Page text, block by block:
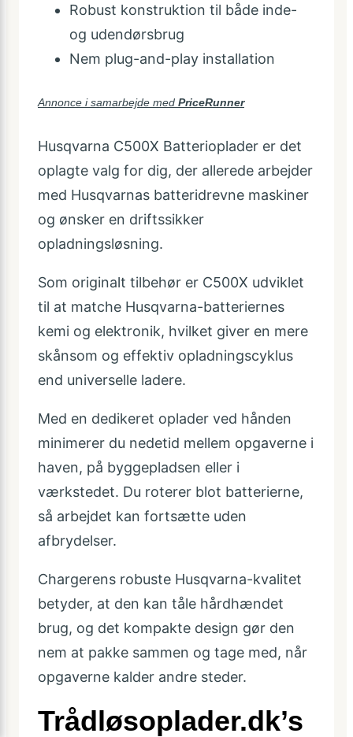
Robust konstruktion til både inde-
og udendørsbrug
Nem plug-and-play installation
Annonce i samarbejde med PriceRunner
Husqvarna C500X Batterioplader er det
oplagte valg for dig, der allerede arbejder
med Husqvarnas batteridrevne maskiner
og ønsker en driftssikker
opladningsløsning.
Som originalt tilbehør er C500X udviklet
til at matche Husqvarna-batteriernes
kemi og elektronik, hvilket giver en mere
skånsom og effektiv opladningscyklus
end universelle ladere.
Med en dedikeret oplader ved hånden
minimerer du nedetid mellem opgaverne i
haven, på byggepladsen eller i
værkstedet. Du roterer blot batterierne,
så arbejdet kan fortsætte uden
afbrydelser.
Chargerens robuste Husqvarna-kvalitet
betyder, at den kan tåle hårdhændet
brug, og det kompakte design gør den
nem at pakke sammen og tage med, når
opgaverne kalder andre steder.
Trådløsoplader.dk’s